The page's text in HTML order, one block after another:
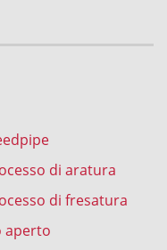
di aratura
di fresatura
aperto